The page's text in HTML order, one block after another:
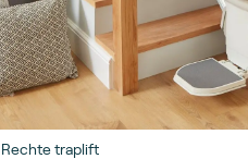
Rechte traplift